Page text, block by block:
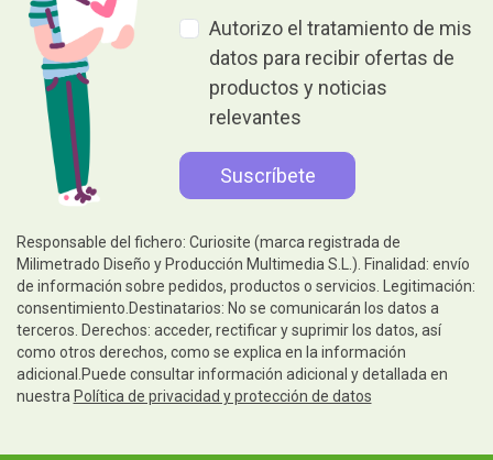
Autorizo el tratamiento de mis
datos para recibir ofertas de
productos y noticias
relevantes
Responsable del fichero: Curiosite (marca registrada de
Milimetrado Diseño y Producción Multimedia S.L.). Finalidad: envío
de información sobre pedidos, productos o servicios. Legitimación:
consentimiento.Destinatarios: No se comunicarán los datos a
terceros. Derechos: acceder, rectificar y suprimir los datos, así
como otros derechos, como se explica en la información
adicional.Puede consultar información adicional y detallada en
nuestra Política de privacidad y protección de datos